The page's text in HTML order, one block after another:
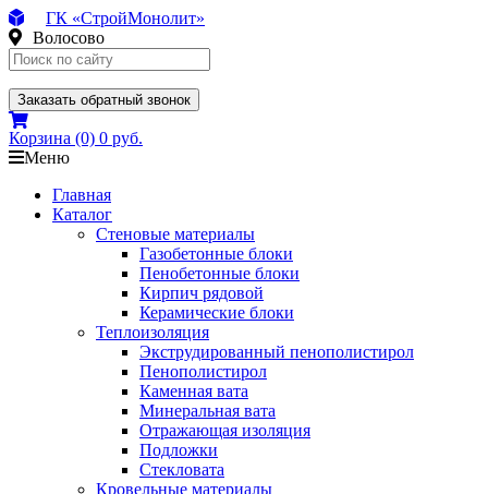
ГК «СтройМонолит»
Волосово
Заказать обратный звонок
Корзина (0) 0 руб.
Меню
Главная
Каталог
Стеновые материалы
Газобетонные блоки
Пенобетонные блоки
Кирпич рядовой
Керамические блоки
Теплоизоляция
Экструдированный пенополистирол
Пенополистирол
Каменная вата
Минеральная вата
Отражающая изоляция
Подложки
Стекловата
Кровельные материалы